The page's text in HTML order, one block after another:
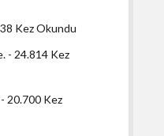
Kez Okundu
- 24.814 Kez
- 20.700 Kez